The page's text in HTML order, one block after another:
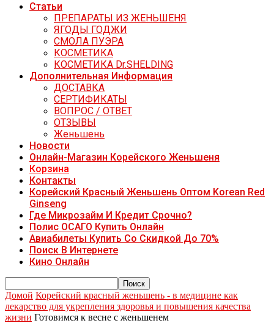
Статьи
ПРЕПАРАТЫ ИЗ ЖЕНЬШЕНЯ
ЯГОДЫ ГОДЖИ
СМОЛА ПУЭРА
КОСМЕТИКА
КОСМЕТИКА Dr.SHELDING
Дополнительная Информация
ДОСТАВКА
СЕРТИФИКАТЫ
ВОПРОС / ОТВЕТ
ОТЗЫВЫ
Женьшень
Новости
Онлайн-Магазин Корейского Женьшеня
Корзина
Контакты
Корейский Красный Женьшень Оптом Korean Red
Ginseng
Где Микрозайм И Кредит Срочно?
Полис ОСАГО Купить Онлайн
Авиабилеты Купить Со Скидкой До 70%
Поиск В Интернете
Кино Онлайн
Домой Корейский красный женьшень - в медицине как
лекарство для укрепления здоровья и повышения качества
жизни Готовимся к весне с женьшенем